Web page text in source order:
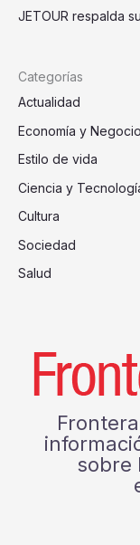
JETOUR respalda
Categorías
Actualidad
Economía y
Estilo de vida
Ciencia y
Cultura
Sociedad
Salud
sobre